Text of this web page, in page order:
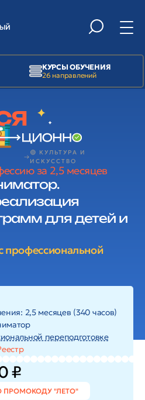
КУРСЫ ОБУЧЕНИЯ
26 направлений
🟢 КУЛЬТУРА И
ИСКУССТВО
за 2,5 месяцев
для детей и
профессиональной
2,5 месяцев (340 часов)
переподготовке
₽
ПРОМОКОДУ "ЛЕТО"